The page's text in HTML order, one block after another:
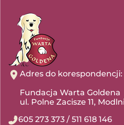
Adres do korespondencji:
Fundacja Warta Goldena
ul. Polne Zacisze 11,
605 273 373 / 511 618 146